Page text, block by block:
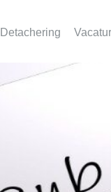
Detachering